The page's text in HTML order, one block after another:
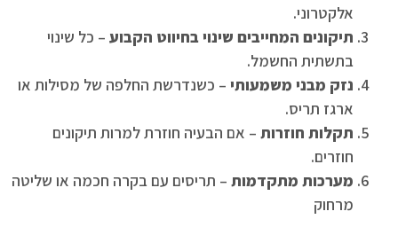
אלקטרוני.
תיקונים המחייבים שינוי בחיווט הקבוע – כל שינוי
בתשתית החשמל.
נזק מבני משמעותי – כשנדרשת החלפה של מסילות או
ארגז תריס.
תקלות חוזרות – אם הבעיה חוזרת למרות תיקונים
חוזרים.
מערכות מתקדמות – תריסים עם בקרה חכמה או שליטה
מרחוק